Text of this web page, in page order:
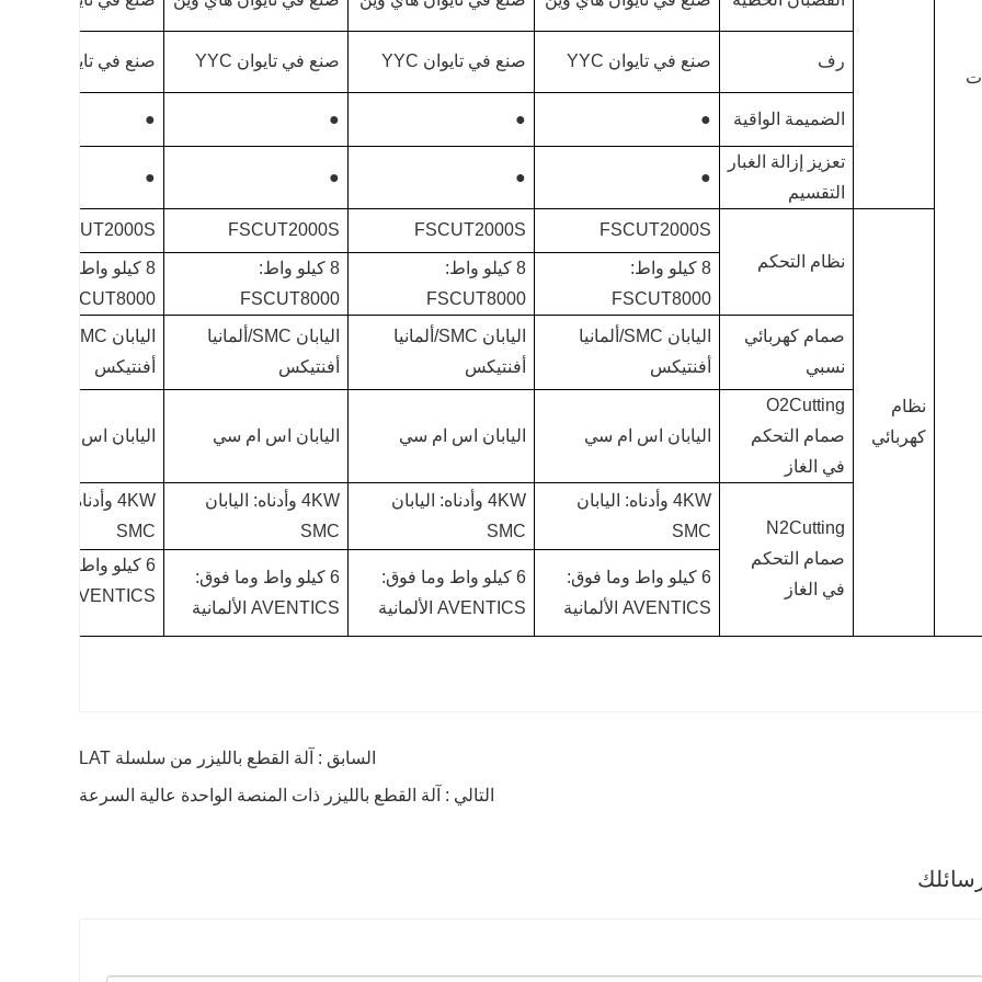
رف صنع في تايوان YYC صنع في تايوان YYC صنع في تايوان YYC صنع في تايوان YYC
الضميمة الواقية ●
●
●
●
تعزيز إزالة الغبار
التقسيم
●
●
●
●
نظام
كهربائي
نظام التحكم
FSCUT2000S
FSCUT2000S
FSCUT2000S
FSCUT2000S
8 كيلو واط:
FSCUT8000
8 كيلو واط:
FSCUT8000
8 كيلو واط:
FSCUT8000
8 كيلو واط:
FSCUT8000
صمام كهربائي
نسبي
اليابان SMC/ألمانيا
أفنتيكس
اليابان SMC/ألمانيا
أفنتيكس
اليابان SMC/ألمانيا
أفنتيكس
أفنتيكس
O2Cutting
صمام التحكم
في الغاز
اليابان اس ام سي اليابان اس ام سي اليابان اس ام سي اليابان اس ام سي
N2Cutting
صمام التحكم
في الغاز
4KW وأدناه: اليابان
SMC
4KW وأدناه: اليابان
SMC
4KW وأدناه: اليابان
SMC
4KW وأدناه: اليابان
SMC
6 كيلو واط وما فوق:
AVENTICS الألمانية
6 كيلو واط وما فوق:
AVENTICS الألمانية
6 كيلو واط وما فوق:
AVENTICS الألمانية
6 كيلو واط وما فوق:
AVENTICS الألمانية
السابق : آلة القطع بالليزر من سلسلة LAT
التالي : آلة القطع بالليزر ذات المنصة الواحدة عالية السرعة